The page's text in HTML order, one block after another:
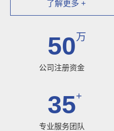
了解更多 +
50万
公司注册资金
35+
专业服务团队